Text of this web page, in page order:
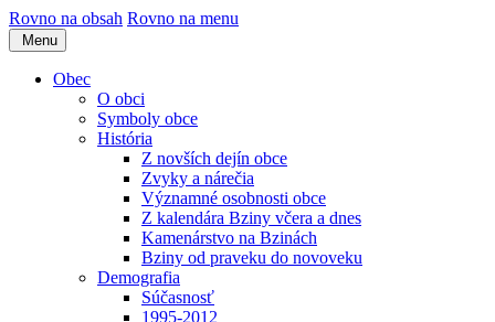
Rovno na obsah Rovno na menu
Menu
Obec
O obci
Symboly obce
História
Z novších dejín obce
Zvyky a nárečia
Významné osobnosti obce
Z kalendára Bziny včera a dnes
Kamenárstvo na Bzinách
Bziny od praveku do novoveku
Demografia
Súčasnosť
1995-2012